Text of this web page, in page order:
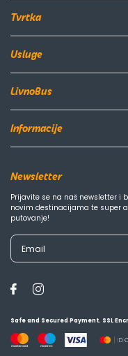
Tvrtka
Usluge
LivnoBus
Informacije
Newsletter
Prijavite se na naš newsletter i
novim destinacijama te super
putovanje!
Safe and Secured Payment. SSL